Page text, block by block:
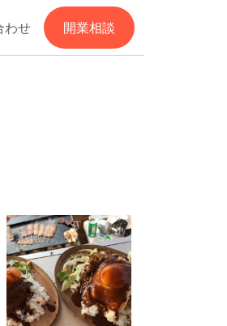
わせ 開業相談